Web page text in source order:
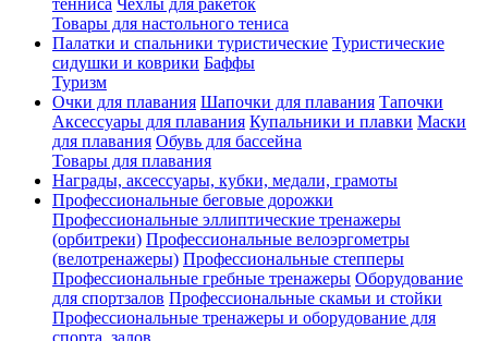
Товары для настольного тениса
Палатки и спальники туристические Туристические
сидушки и коврики Баффы
Туризм
Очки для плавания Шапочки для плавания Тапочки
Аксессуары для плавания Купальники и плавки Маски
для плавания Обувь для бассейна
Товары для плавания
Награды, аксессуары, кубки, медали, грамоты
Профессиональные беговые дорожки
Профессиональные эллиптические тренажеры
(орбитреки) Профессиональные велоэргометры
(велотренажеры) Профессиональные cтепперы
Профессиональные гребные тренажеры Оборудование
для спортзалов Профессиональные скамьи и стойки
Профессиональные тренажеры и оборудование для
спорта, залов